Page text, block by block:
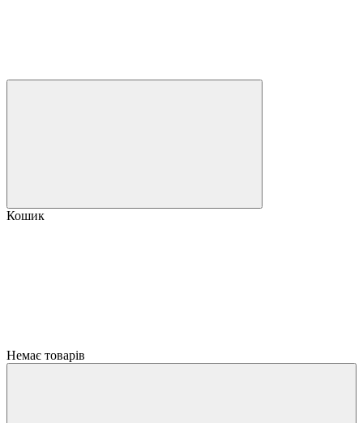
Кошик
Немає товарів